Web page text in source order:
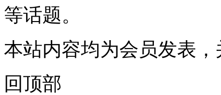
等话题。
本站内容均为会员发表
回顶部